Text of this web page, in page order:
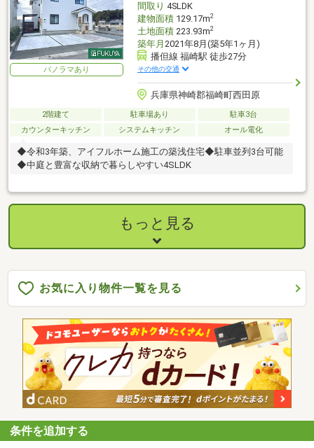
パノラマあり
間取り 4SLDK
建物面積129.17m2
土地面積223.93m2
築年月 2021年8月(築5年1ヶ月)
播但線 福崎駅 徒歩27分
その他の交通
兵庫県神崎郡福崎町西田原
2階建て 駐車場あり
駐車3台
カウンターキッチン
システムキッチン オール電化
◆令和3年築、アイフルホーム施工の築浅住宅◆駐車並列3台可能
◆中庭と豊富な収納で暮らしやすい4SLDK
もっと見る
お気に入り物件一覧を見る
条件を追加する